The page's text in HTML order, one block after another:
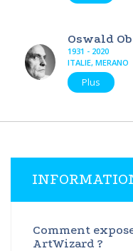
Oswald
1931 - 2020
ITALIE, MERANO
Plus
Comment
ArtWizard ?